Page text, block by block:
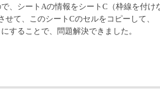
、シートAの情報をシートC（枠線を付け
て、このシートCのセルをコピーして、
することで、問題解決できました。